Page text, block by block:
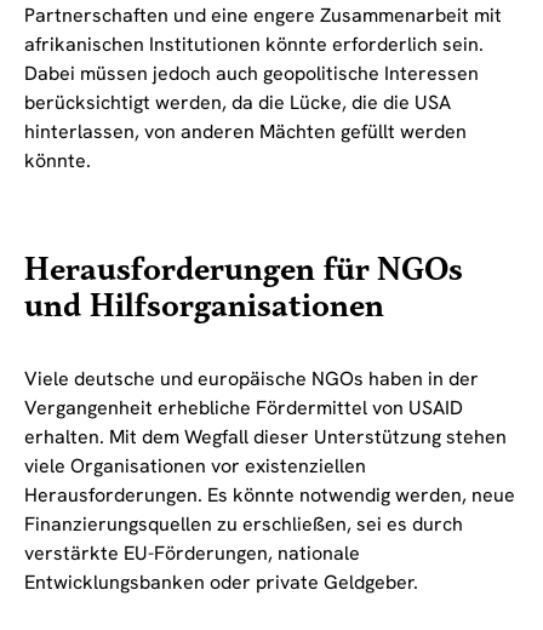
Partnerschaften und eine engere Zusammenarbeit mit
afrikanischen Institutionen könnte erforderlich sein.
Dabei müssen jedoch auch geopolitische Interessen
berücksichtigt werden, da die Lücke, die die USA
hinterlassen, von anderen Mächten gefüllt werden
könnte.
Herausforderungen für NGOs
und Hilfsorganisationen
Viele deutsche und europäische NGOs haben in der
Vergangenheit erhebliche Fördermittel von USAID
erhalten. Mit dem Wegfall dieser Unterstützung stehen
viele Organisationen vor existenziellen
Herausforderungen. Es könnte notwendig werden, neue
Finanzierungsquellen zu erschließen, sei es durch
verstärkte EU-Förderungen, nationale
Entwicklungsbanken oder private Geldgeber.